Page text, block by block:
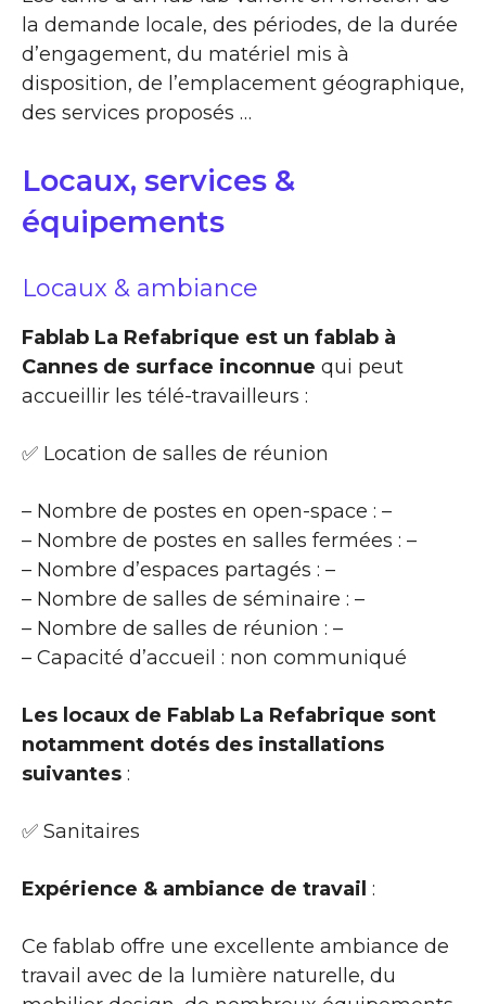
la demande locale, des périodes, de la durée
d’engagement, du matériel mis à
disposition, de l’emplacement géographique,
des services proposés …
Locaux, services &
équipements
Locaux & ambiance
Fablab La Refabrique est un fablab à
Cannes de surface inconnue qui peut
accueillir les télé-travailleurs :
✅ Location de salles de réunion
– Nombre de postes en open-space : –
– Nombre de postes en salles fermées : –
– Nombre d’espaces partagés : –
– Nombre de salles de séminaire : –
– Nombre de salles de réunion : –
– Capacité d’accueil : non communiqué
Les locaux de Fablab La Refabrique sont
notamment dotés des installations
suivantes :
✅ Sanitaires
Expérience & ambiance de travail :
Ce fablab offre une excellente ambiance de
travail avec de la lumière naturelle, du